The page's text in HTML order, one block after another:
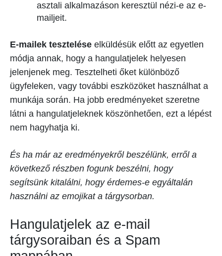
asztali alkalmazáson keresztül nézi-e az e-
mailjeit.
E-mailek tesztelése elküldésük előtt az egyetlen
módja annak, hogy a hangulatjelek helyesen
jelenjenek meg. Tesztelheti őket különböző
ügyfeleken, vagy további eszközöket használhat a
munkája során. Ha jobb eredményeket szeretne
látni a hangulatjeleknek köszönhetően, ezt a lépést
nem hagyhatja ki.
És ha már az eredményekről beszélünk, erről a
következő részben fogunk beszélni, hogy
segítsünk kitalálni, hogy érdemes-e egyáltalán
használni az emojikat a tárgysorban.
Hangulatjelek az e-mail
tárgysoraiban és a Spam